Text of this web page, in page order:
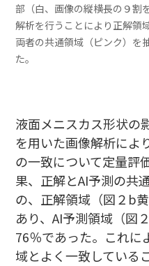
部（白、画像の縦横長の９割
解析を行うことにより正解領
両者の共通領域（ピンク）を
た。
液面メニスカス形状の
を用いた画像解析によ
の一致について定量評
果、正解とAI予測の共
の、正解領域（図２b
あり、AI予測領域（図
76％であった。これに
域とよく一致している